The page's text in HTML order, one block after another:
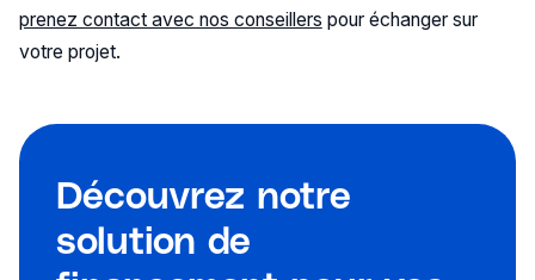
prenez contact avec nos conseillers pour échanger sur
votre projet.
Découvrez notre
solution de